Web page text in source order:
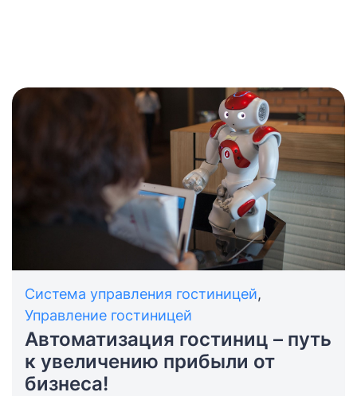
Система управления гостиницей,
Управление гостиницей
Автоматизация гостиниц – путь
к увеличению прибыли от
бизнеса!